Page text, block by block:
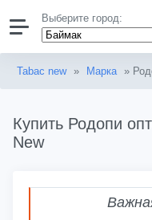
Выберите город:
Tabac new » Марка »
Купить Родопи
New